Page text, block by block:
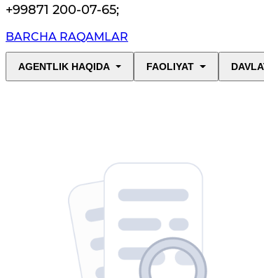
+99871 200-07-65;
BARCHA RAQAMLAR
AGENTLIK HAQIDA FAOLIYAT